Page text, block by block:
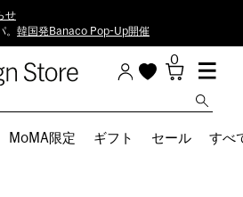
せ
韓国発Banaco Pop-Up開催
0
MoMA限定 ギフト セール すべ